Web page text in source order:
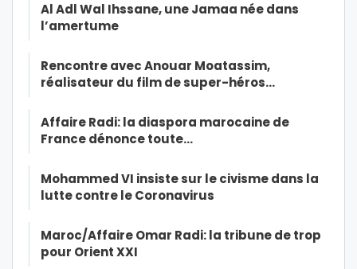
Al Adl Wal Ihssane, une Jamaa née dans
l’amertume
Rencontre avec Anouar Moatassim,
réalisateur du film de super-héros…
Affaire Radi: la diaspora marocaine de
France dénonce toute…
Mohammed VI insiste sur le civisme dans la
lutte contre le Coronavirus
Maroc/Affaire Omar Radi: la tribune de trop
pour Orient XXI